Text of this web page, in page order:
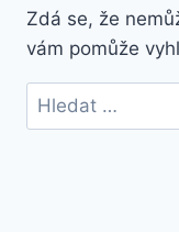
Zdá se, že
vám pomůže
Vyhledávání